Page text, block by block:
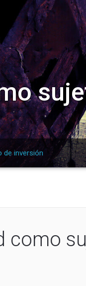
de inversión
como